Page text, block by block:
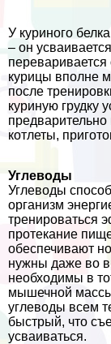
У куриного
– он
курицы вполне
после
куриную грудку
предварительно
котлеты,
Углеводы
Углеводы
организм
тренироваться
протекание
обеспечивают
нужны даже во
необходимы в
мышечной
углеводы всем
быстрый, что
усваиваться.